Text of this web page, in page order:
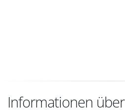
Informationen über